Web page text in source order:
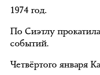
1974 год.
По Сиэтлу
событий.
Четвёртого января